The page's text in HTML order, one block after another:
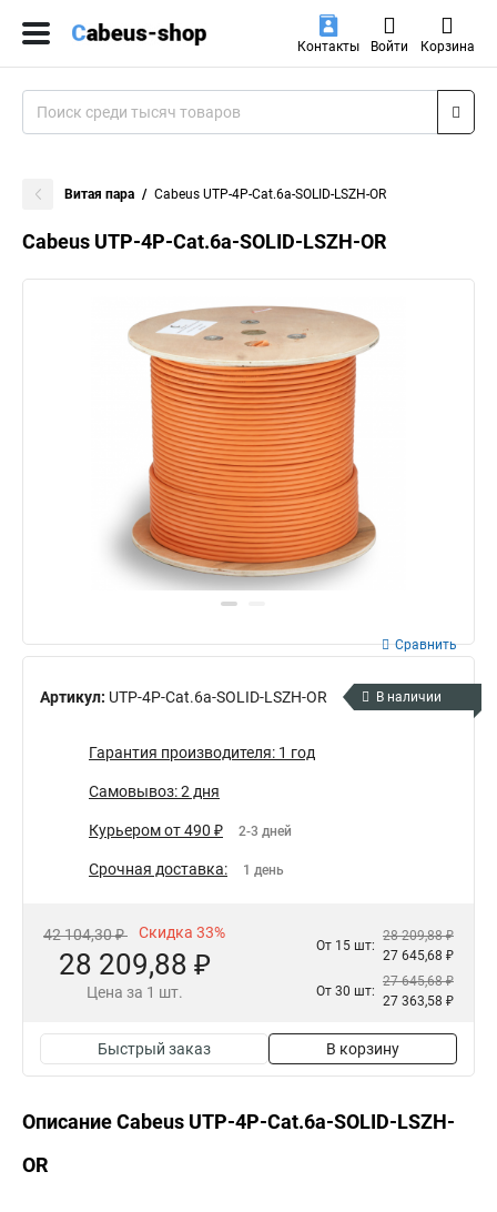
Контакты Войти Корзина
Витая пара Cabeus UTP-4P-Cat.6a-SOLID-LSZH-OR
Cabeus UTP-4P-Cat.6a-SOLID-LSZH-OR
Артикул: UTP-4P-Cat.6a-SOLID-LSZH-OR
Сравнить
В наличии
Гарантия производителя: 1 год
Самовывоз: 2 дня
Курьером от 490 ₽ 2-3 дней
Срочная доставка: 1 день
42 104,30 ₽ Скидка 33%
28 209,88 ₽
Цена за 1 шт.
От 15 шт:
28 209,88 ₽
27 645,68 ₽
От 30 шт:
27 645,68 ₽
27 363,58 ₽
Быстрый заказ В корзину
Описание Cabeus UTP-4P-Cat.6a-SOLID-LSZH-
OR